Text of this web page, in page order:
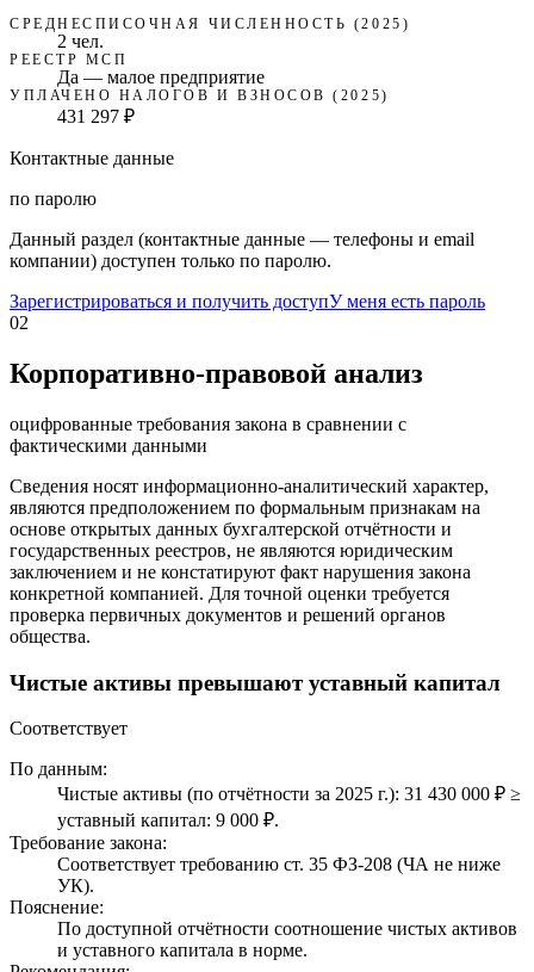
СРЕДНЕСПИСОЧНАЯ ЧИСЛЕННОСТЬ (2025)
2 чел.
РЕЕСТР МСП
Да — малое предприятие
УПЛАЧЕНО НАЛОГОВ И ВЗНОСОВ (2025)
431 297 ₽
Контактные данные
по паролю
Данный раздел (контактные данные — телефоны и email
компании) доступен только по паролю.
Зарегистрироваться и получить доступУ меня есть пароль
02
Корпоративно-правовой анализ
оцифрованные требования закона в сравнении с
фактическими данными
Сведения носят информационно-аналитический характер,
являются предположением по формальным признакам на
основе открытых данных бухгалтерской отчётности и
государственных реестров, не являются юридическим
заключением и не констатируют факт нарушения закона
конкретной компанией. Для точной оценки требуется
проверка первичных документов и решений органов
общества.
Чистые активы превышают уставный капитал
Соответствует
По данным:
Чистые активы (по отчётности за 2025 г.): 31 430 000 ₽ ≥
уставный капитал: 9 000 ₽.
Требование закона:
Соответствует требованию ст. 35 ФЗ-208 (ЧА не ниже
УК).
Пояснение:
По доступной отчётности соотношение чистых активов
и уставного капитала в норме.